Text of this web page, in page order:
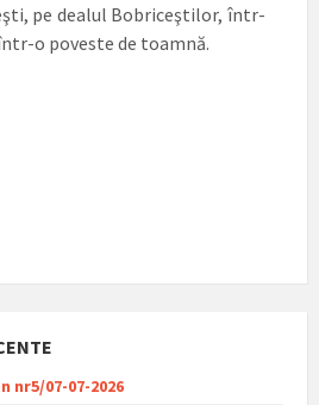
pe dealul Bobriceştilor, într-
o poveste de toamnă.
nr5/07-07-2026